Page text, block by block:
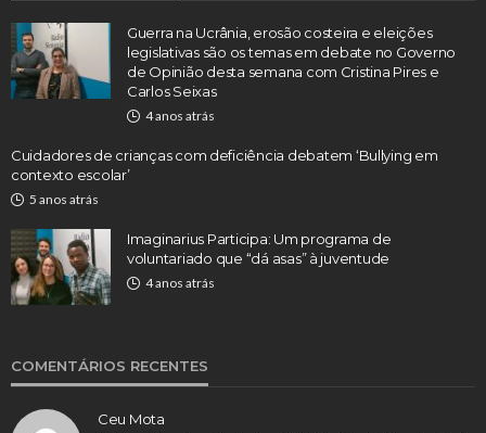
Guerra na Ucrânia, erosão costeira e eleições
legislativas são os temas em debate no Governo
de Opinião desta semana com Cristina Pires e
Carlos Seixas
4 anos atrás
Cuidadores de crianças com deficiência debatem ‘Bullying em
contexto escolar’
5 anos atrás
Imaginarius Participa: Um programa de
voluntariado que “dá asas” à juventude
4 anos atrás
COMENTÁRIOS RECENTES
Ceu Mota